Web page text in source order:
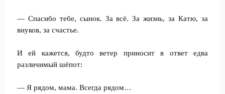
— Спасибо тебе, сынок. За всё. За жизнь, за Катю, за
внуков, за счастье.
И ей кажется, будто ветер приносит в ответ едва
различимый шёпот:
— Я рядом, мама. Всегда рядом…